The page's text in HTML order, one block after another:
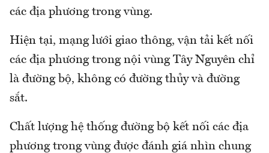
các địa phương trong vùng.
Hiện tại, mạng lưới giao thông, vận tải kết nối
các địa phương trong nội vùng Tây Nguyên chỉ
là đường bộ, không có đường thủy và đường
sắt.
Chất lượng hệ thống đường bộ kết nối các địa
phương trong vùng được đánh giá nhìn chung